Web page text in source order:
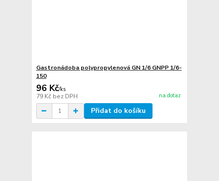
Gastronádoba polypropylenová GN 1/6 GNPP 1/6-
150
96 Kč/ks
79 Kč bez DPH na dotaz
Přidat do košíku